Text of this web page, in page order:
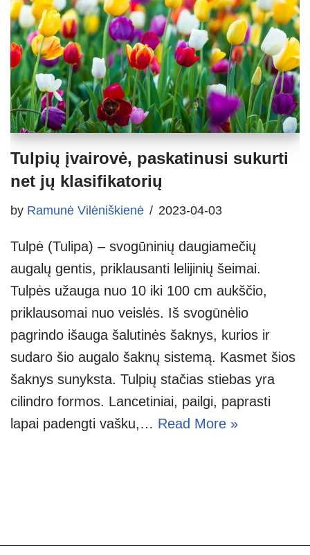
Tulpių įvairovė, paskatinusi sukurti
net jų klasifikatorių
by Ramunė Vilėniškienė 2023-04-03
Tulpė (Tulipa) – svogūninių daugiamečių
augalų gentis, priklausanti lelijinių šeimai.
Tulpės užauga nuo 10 iki 100 cm aukščio,
priklausomai nuo veislės. Iš svogūnėlio
pagrindo išauga šalutinės šaknys, kurios ir
sudaro šio augalo šaknų sistemą. Kasmet šios
šaknys sunyksta. Tulpių stačias stiebas yra
cilindro formos. Lancetiniai, pailgi, paprasti
lapai padengti vašku,… Read More »